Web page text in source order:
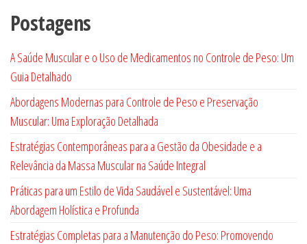
Postagens
A Saúde Muscular e o Uso de Medicamentos no Controle de Peso: Um
Guia Detalhado
Abordagens Modernas para Controle de Peso e Preservação
Muscular: Uma Exploração Detalhada
Estratégias Contemporâneas para a Gestão da Obesidade e a
Relevância da Massa Muscular na Saúde Integral
Práticas para um Estilo de Vida Saudável e Sustentável: Uma
Abordagem Holística e Profunda
Estratégias Completas para a Manutenção do Peso: Promovendo